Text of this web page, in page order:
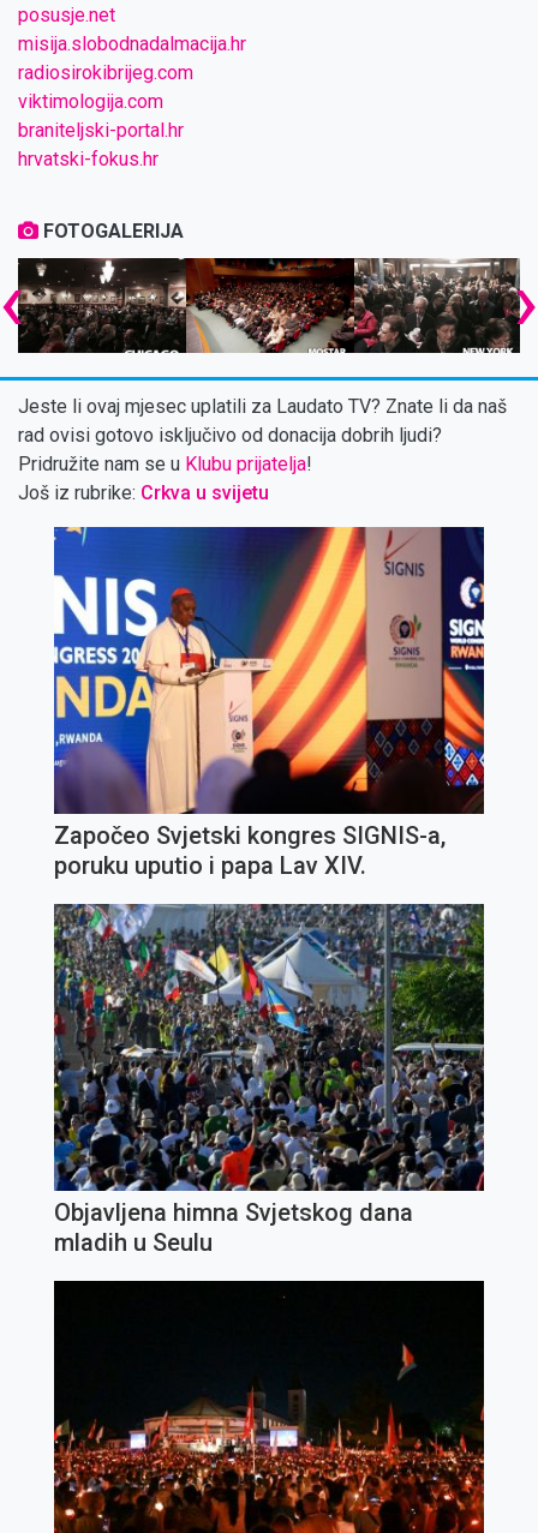
posusje.net
misija.slobodnadalmacija.hr
radiosirokibrijeg.com
viktimologija.com
braniteljski-portal.hr
hrvatski-fokus.hr
FOTOGALERIJA
‹ ›
Jeste li ovaj mjesec uplatili za Laudato TV? Znate li da naš
rad ovisi gotovo isključivo od donacija dobrih ljudi?
Pridružite nam se u Klubu prijatelja!
Još iz rubrike: Crkva u svijetu
Započeo Svjetski kongres SIGNIS-a,
poruku uputio i papa Lav XIV.
Objavljena himna Svjetskog dana
mladih u Seulu